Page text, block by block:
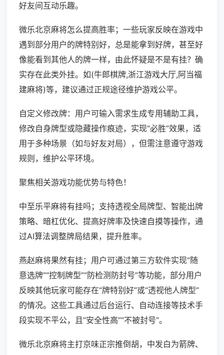
好友间互动乐趣。
微乐北京麻将怎么提高胜率；一些玩家反映在游戏中
遇到部分用户的牌特别好，总是能拿到好牌，甚至好
像能看到其他人的牌一样，由此怀疑是不是有挂？确
实存在此类外挂。如(牛郎棋牌,浙江游戏大厅,阿当福
建麻将)等，建议通过正规途径维护游戏公平。
自定义修改牌：用户可输入需求生成专用辅助工具，
修改自身牌型或隐藏操作痕迹，实现“必胜”效果，适
用于多种场景（如与好友对局），但需注意遵守游戏
规则，维护公平环境。
聚焦相关游戏功能优势与特色！
中至乐平麻将有挂吗；支持透视全局牌型、智能出牌
策略、暗杠优化、提高好牌率及快速自摸等操作，通
过AI算法调整牌局结果，提升胜率。
燕赵麻将果然有挂；用户可通过第三方软件实现“随
意选牌”“控制牌型”“防检测防封号”等功能，部分用户
反映其他玩家可能存在“牌特别好”或“透视他人牌型”
的情况。这些工具通过后台运行、自动连接等技术手
段实现不平公，且“安全性高”“不被封号”。
微乐北京麻将主打京味正宗推倒胡，中发白为箭牌、